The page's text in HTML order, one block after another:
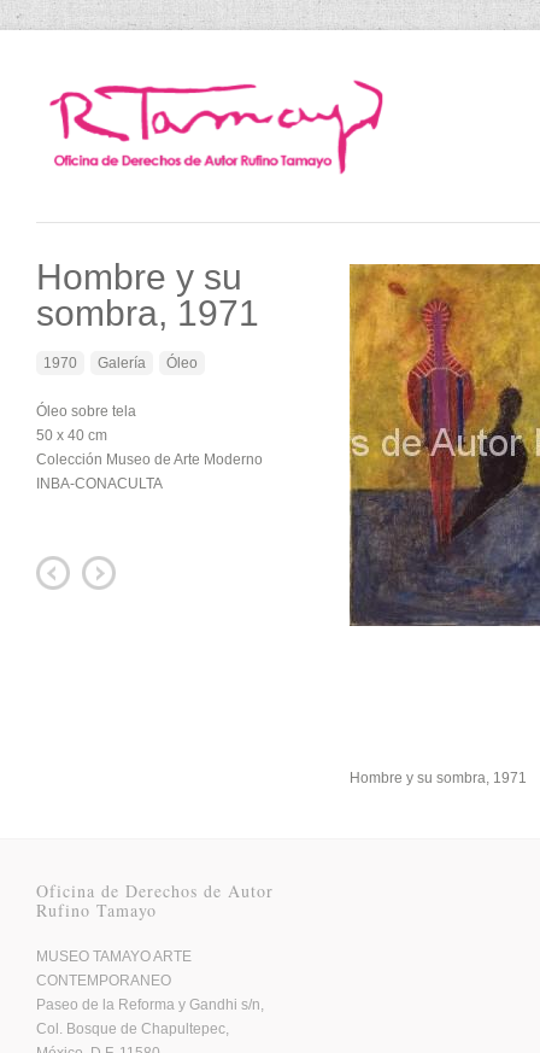
Hombre y su
sombra, 1971
1970 Galería Óleo
Óleo sobre tela
50 x 40 cm
Colección Museo de Arte Moderno
INBA-CONACULTA
Hombre y su sombra, 1971
Oficina de Derechos de Autor
Rufino Tamayo
MUSEO TAMAYO ARTE
CONTEMPORANEO
Paseo de la Reforma y Gandhi s/n,
Col. Bosque de Chapultepec,